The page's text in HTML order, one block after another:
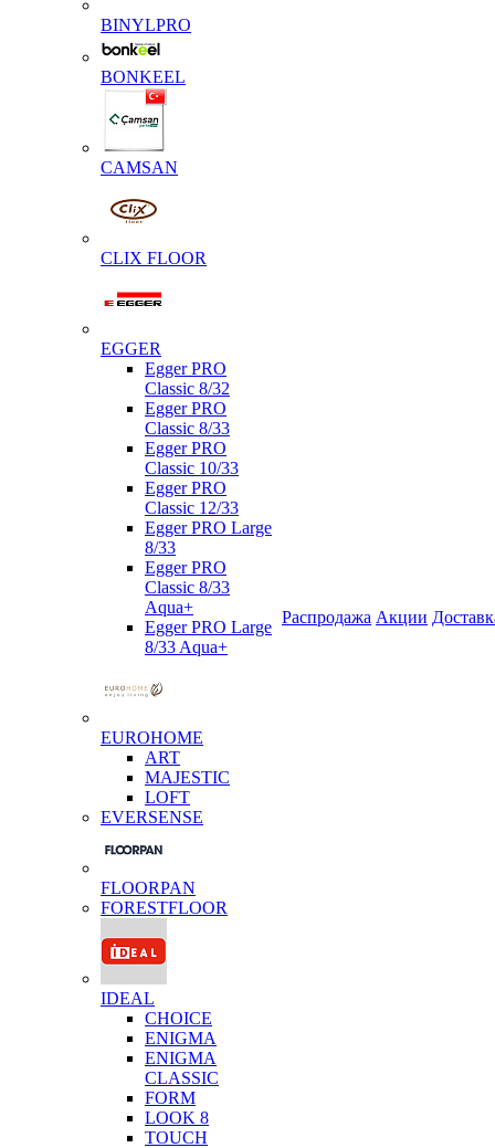
BINYLPRO
BONKEEL
CAMSAN
CLIX FLOOR
EGGER
Egger PRO
Classic 8/32
Egger PRO
Classic 8/33
Egger PRO
Classic 10/33
Egger PRO
Classic 12/33
Egger PRO Large
8/33
Egger PRO
Classic 8/33
Aqua+
Egger PRO Large
8/33 Aqua+
EUROHOME
ART
MAJESTIC
LOFT
EVERSENSE
FLOORPAN
FORESTFLOOR
IDEAL
CHOICE
ENIGMA
ENIGMA
CLASSIC
FORM
LOOK 8
TOUCH
Распродажа Акции